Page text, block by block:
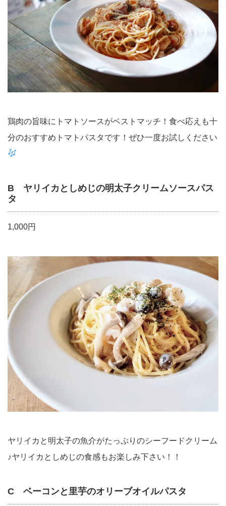
鶏肉の旨味にトマトソースがベストマッチ！食べ応えも十
分のおすすめトマトパスタです！ぜひ一度お試しください
B ヤリイカとしめじの明太子クリームソースパス
タ
1,000円
ヤリイカと明太子の魚介がたっぷりのシーフードクリーム
♪ヤリイカとしめじの食感もお楽しみ下さい！！
C ベーコンと里芋のオリーブオイルパスタ